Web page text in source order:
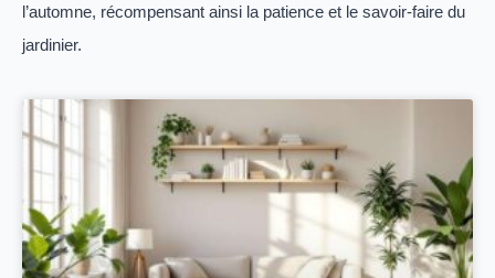
l’automne, récompensant ainsi la patience et le savoir-faire du
jardinier.